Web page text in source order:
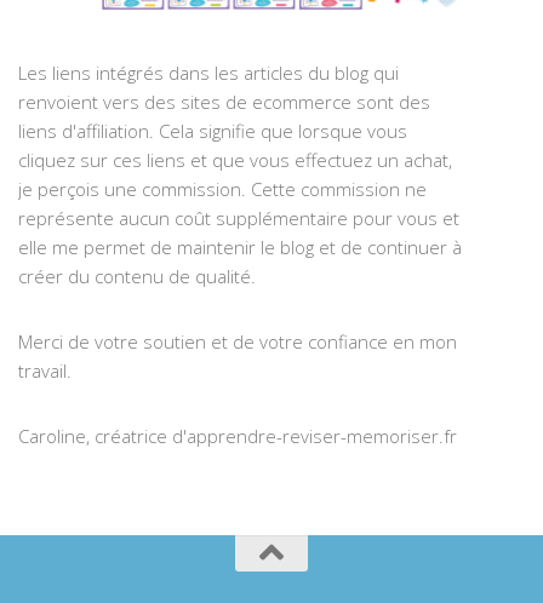
Les liens intégrés dans les articles du blog qui
renvoient vers des sites de ecommerce sont des
liens d'affiliation. Cela signifie que lorsque vous
cliquez sur ces liens et que vous effectuez un achat,
je perçois une commission. Cette commission ne
représente aucun coût supplémentaire pour vous et
elle me permet de maintenir le blog et de continuer à
créer du contenu de qualité.
Merci de votre soutien et de votre confiance en mon
travail.
Caroline, créatrice d'apprendre-reviser-memoriser.fr